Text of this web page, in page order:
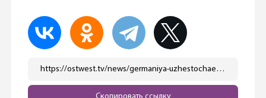
https://ostwest.tv/news/germaniya-uzhestochaet-zakony-dlya-bezhencev-koaliciya-dostigla-soglasheniya/